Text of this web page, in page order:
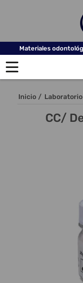
Materiales
Inicio / Laboratorio
CC/